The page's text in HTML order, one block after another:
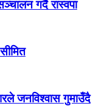
गर्दै रास्वपा
जनविश्वास गुमाउँदै